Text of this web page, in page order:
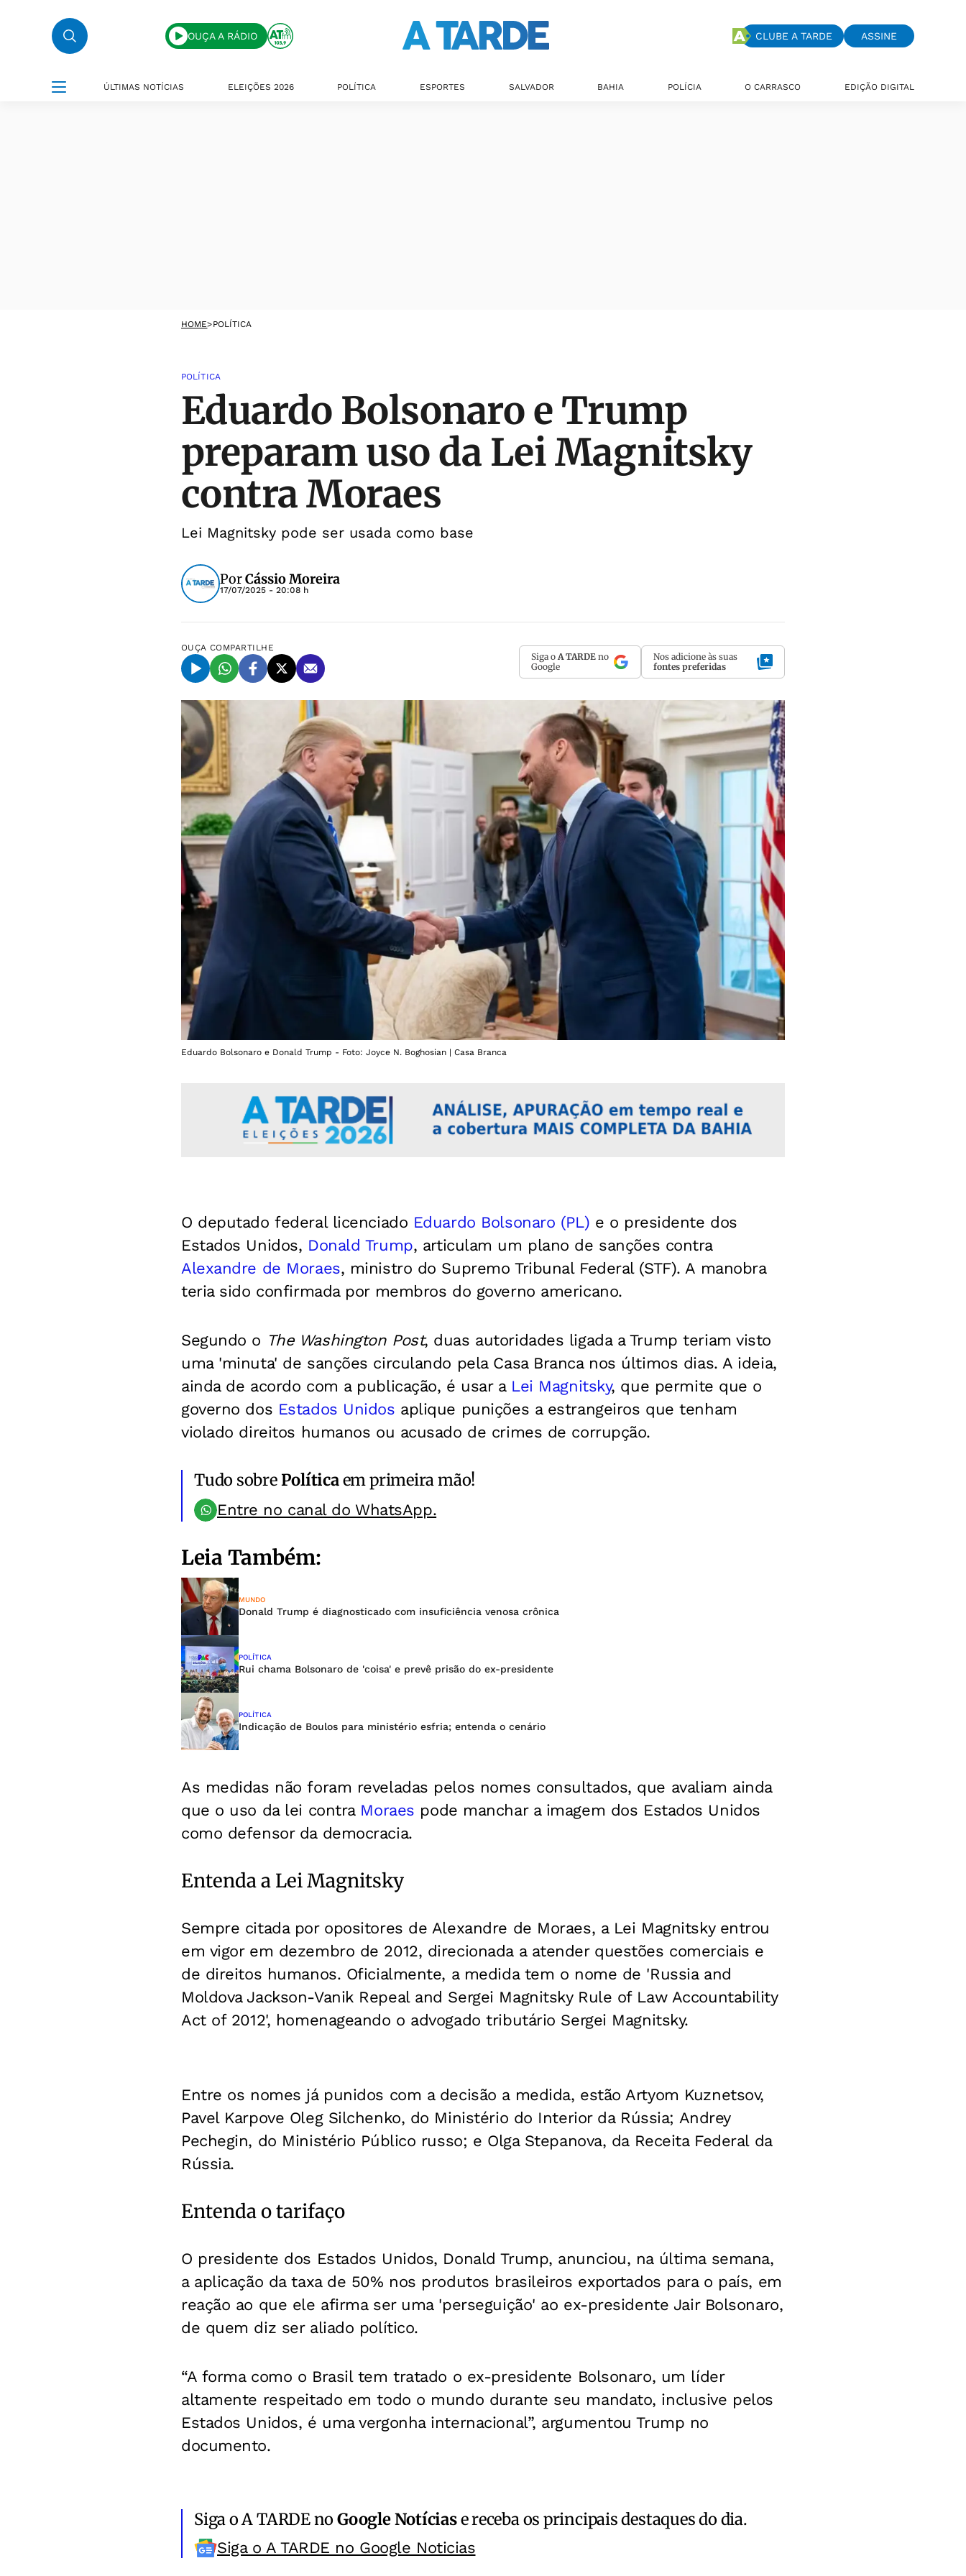
OUÇA A RÁDIO CLUBE A TARDE ASSINE
ÚLTIMAS NOTÍCIAS ELEIÇÕES 2026 POLÍTICA ESPORTES SALVADOR BAHIA POLÍCIA O CARRASCO EDIÇÃO DIGITAL
HOME>POLÍTICA
POLÍTICA
Eduardo Bolsonaro e Trump
preparam uso da Lei Magnitsky
contra Moraes
Lei Magnitsky pode ser usada como base
PorCássio Moreira
17/07/2025 - 20:08 h
OUÇA COMPARTILHE
Siga o A TARDE no
Google
Nos adicione às suas
fontes preferidas
Eduardo Bolsonaro e Donald Trump - Foto: Joyce N. Boghosian | Casa Branca
O deputado federal licenciado Eduardo Bolsonaro (PL) e o presidente dos
Estados Unidos, Donald Trump, articulam um plano de sanções contra
Alexandre de Moraes, ministro do Supremo Tribunal Federal (STF). A manobra
teria sido confirmada por membros do governo americano.
Segundo o The Washington Post, duas autoridades ligada a Trump teriam visto
uma 'minuta' de sanções circulando pela Casa Branca nos últimos dias. A ideia,
ainda de acordo com a publicação, é usar a Lei Magnitsky, que permite que o
governo dos Estados Unidos aplique punições a estrangeiros que tenham
violado direitos humanos ou acusado de crimes de corrupção.
Tudo sobrePolíticaem primeira mão!
Entre no canal do WhatsApp.
Leia Também:
MUNDO
Donald Trump é diagnosticado com insuficiência venosa crônica
POLÍTICA
Rui chama Bolsonaro de 'coisa' e prevê prisão do ex-presidente
POLÍTICA
Indicação de Boulos para ministério esfria; entenda o cenário
As medidas não foram reveladas pelos nomes consultados, que avaliam ainda
que o uso da lei contra Moraes pode manchar a imagem dos Estados Unidos
como defensor da democracia.
Entenda a Lei Magnitsky
Sempre citada por opositores de Alexandre de Moraes, a Lei Magnitsky entrou
em vigor em dezembro de 2012, direcionada a atender questões comerciais e
de direitos humanos. Oficialmente, a medida tem o nome de 'Russia and
Moldova Jackson-Vanik Repeal and Sergei Magnitsky Rule of Law Accountability
Act of 2012', homenageando o advogado tributário Sergei Magnitsky.
Entre os nomes já punidos com a decisão a medida, estão Artyom Kuznetsov,
Pavel Karpove Oleg Silchenko, do Ministério do Interior da Rússia; Andrey
Pechegin, do Ministério Público russo; e Olga Stepanova, da Receita Federal da
Rússia.
Entenda o tarifaço
O presidente dos Estados Unidos, Donald Trump, anunciou, na última semana,
a aplicação da taxa de 50% nos produtos brasileiros exportados para o país, em
reação ao que ele afirma ser uma 'perseguição' ao ex-presidente Jair Bolsonaro,
de quem diz ser aliado político.
“A forma como o Brasil tem tratado o ex-presidente Bolsonaro, um líder
altamente respeitado em todo o mundo durante seu mandato, inclusive pelos
Estados Unidos, é uma vergonha internacional”, argumentou Trump no
documento.
Siga o A TARDE noGoogle Notíciase receba os principais destaques do dia.
Siga o A TARDE no Google Noticias